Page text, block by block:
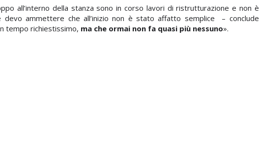
all’interno della stanza sono in corso lavori di ristrutturazione e non è
devo ammettere che all’inizio non è stato affatto semplice – conclude
tempo richiestissimo, ma che ormai non fa quasi più nessuno».